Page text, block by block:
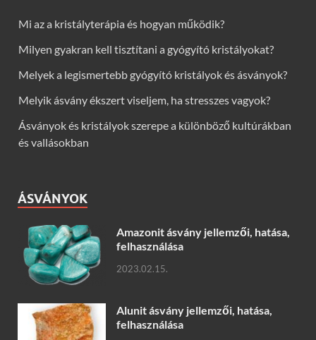
Mi az a kristályterápia és hogyan működik?
Milyen gyakran kell tisztítani a gyógyító kristályokat?
Melyek a legismertebb gyógyító kristályok és ásványok?
Melyik ásvány ékszert viseljem, ha stresszes vagyok?
Ásványok és kristályok szerepe a különböző kultúrákban
és vallásokban
ÁSVÁNYOK
Amazonit ásvány jellemzői, hatása,
felhasználása
2023.02.15.
Alunit ásvány jellemzői, hatása,
felhasználása